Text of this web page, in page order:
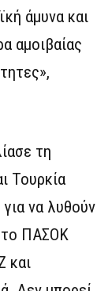
άμυνα και
αμοιβαίας
τη
Τουρκία
να λυθούν
το ΠΑΣΟΚ
και